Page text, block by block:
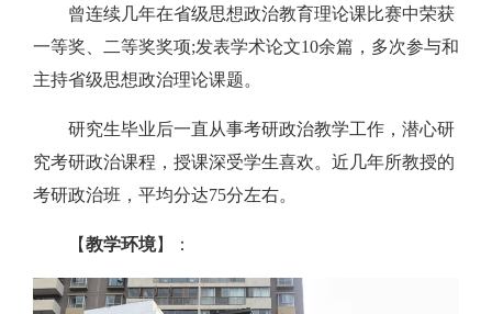
曾连续几年在省级思想政治教育理论课比赛中荣获
一等奖、二等奖奖项;发表学术论文10余篇，多次参与和
主持省级思想政治理论课题。
研究生毕业后一直从事考研政治教学工作，潜心研
究考研政治课程，授课深受学生喜欢。近几年所教授的
考研政治班，平均分达75分左右。
【教学环境】：